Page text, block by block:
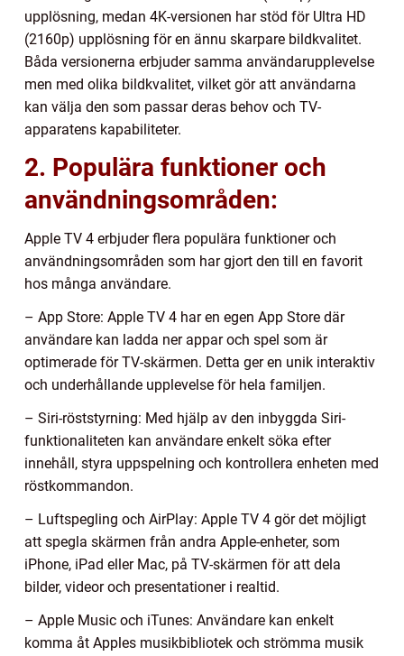
upplösning, medan 4K-versionen har stöd för Ultra HD
(2160p) upplösning för en ännu skarpare bildkvalitet.
Båda versionerna erbjuder samma användarupplevelse
men med olika bildkvalitet, vilket gör att användarna
kan välja den som passar deras behov och TV-
apparatens kapabiliteter.
2. Populära funktioner och
användningsområden:
Apple TV 4 erbjuder flera populära funktioner och
användningsområden som har gjort den till en favorit
hos många användare.
– App Store: Apple TV 4 har en egen App Store där
användare kan ladda ner appar och spel som är
optimerade för TV-skärmen. Detta ger en unik interaktiv
och underhållande upplevelse för hela familjen.
– Siri-röststyrning: Med hjälp av den inbyggda Siri-
funktionaliteten kan användare enkelt söka efter
innehåll, styra uppspelning och kontrollera enheten med
röstkommandon.
– Luftspegling och AirPlay: Apple TV 4 gör det möjligt
att spegla skärmen från andra Apple-enheter, som
iPhone, iPad eller Mac, på TV-skärmen för att dela
bilder, videor och presentationer i realtid.
– Apple Music och iTunes: Användare kan enkelt
komma åt Apples musikbibliotek och strömma musik